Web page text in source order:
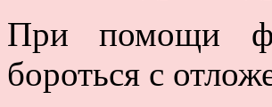
При помощи
бороться с